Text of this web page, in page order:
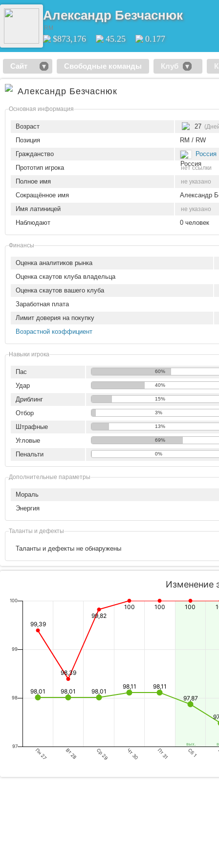
Александр Безчаснюк
RM
$873,176 45.25 0.177
Сайт Свободные команды Клуб
Александр Безчаснюк
Основная информация
Возраст 27
Позиция
RM / RW
Гражданство
Россия
Прототип игрока
нет ссылки
Полное имя не указано
Сокращённое имя
Александр
Имя латиницей
не указано
Наблюдают 0 человек
Финансы
Оценка аналитиков рынка
Оценка скаутов клуба владельца
Оценка скаутов вашего клуба
Заработная плата
Лимит доверия на покупку
Возрастной коэффициент
Навыки игрока
Пас 60%
Удар 40%
Дриблинг 15%
Отбор 3%
Штрафные 13%
Угловые 69%
Пенальти 0%
Дополнительные параметры
Мораль
Энергия
Таланты и дефекты
Таланты и дефекты не обнаружены
вых.
Изменение
98,01 98,01 98,01
98,11
98,11
97,87
99,39
98,39
99,82
100 100 100
Пн 27 Вт 28 Ср 29 Чт 30 Пт 31 Сб 1
97
98
99
100